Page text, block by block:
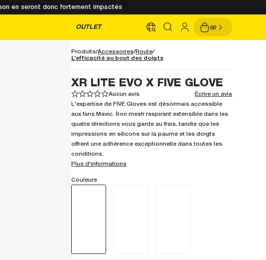
en seront donc fortement impactés
OUTLET 00
Produits Accessoires Route
L’efficacité au bout des doigts
XR LITE EVO X FIVE GLOVE
1 2 3 4 5
1 2 3 4 5 Aucun avis
Écrire un avis
L'expertise de FIVE Gloves est désormais accessible
aux fans Mavic. Son mesh respirant extensible dans les
quatre directions vous garde au frais, tandis que les
impressions en silicone sur la paume et les doigts
offrent une adhérence exceptionnelle dans toutes les
conditions.
Plus d'informations
Couleurs